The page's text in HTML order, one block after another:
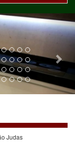
Judas